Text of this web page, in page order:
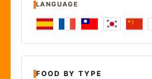
LANGUAGE
FOOD BY TYPE